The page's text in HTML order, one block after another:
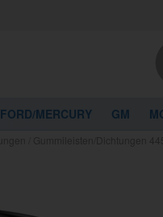
FORD/MERCURY GM